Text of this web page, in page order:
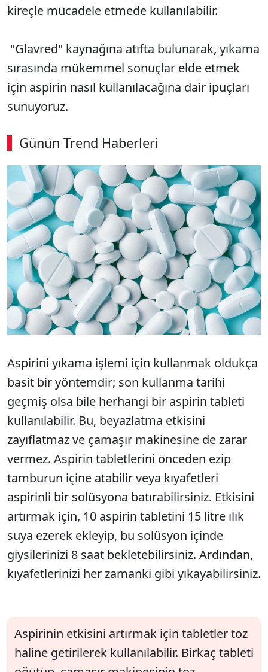
kireçle mücadele etmede kullanılabilir.
"Glavred" kaynağına atıfta bulunarak, yıkama
sırasında mükemmel sonuçlar elde etmek
için aspirin nasıl kullanılacağına dair ipuçları
sunuyoruz.
Günün Trend Haberleri
00:02 / 09:15
Sesi Aç
Aspirini yıkama işlemi için kullanmak oldukça
basit bir yöntemdir; son kullanma tarihi
geçmiş olsa bile herhangi bir aspirin tableti
kullanılabilir. Bu, beyazlatma etkisini
zayıflatmaz ve çamaşır makinesine de zarar
vermez. Aspirin tabletlerini önceden ezip
tamburun içine atabilir veya kıyafetleri
aspirinli bir solüsyona batırabilirsiniz. Etkisini
artırmak için, 10 aspirin tabletini 15 litre ılık
suya ezerek ekleyip, bu solüsyon içinde
giysilerinizi 8 saat bekletebilirsiniz. Ardından,
kıyafetlerinizi her zamanki gibi yıkayabilirsiniz.
Aspirinin etkisini artırmak için tabletler toz
haline getirilerek kullanılabilir. Birkaç tableti